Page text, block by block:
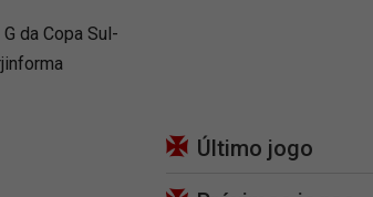
da Copa Sul-
Último jogo